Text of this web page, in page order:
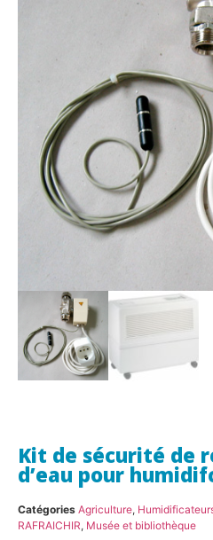
Kit de sécurité de
d’eau pour
Catégories Agriculture,
RAFRAICHIR, Musée et bibliothèque